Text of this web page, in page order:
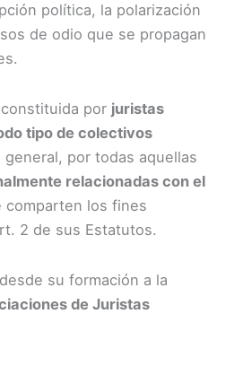
política, la polarización
de odio que se propagan
por juristas
tipo de colectivos
general, por todas aquellas
relacionadas con el
comparten los fines
2 de sus Estatutos.
su formación a la
de Juristas